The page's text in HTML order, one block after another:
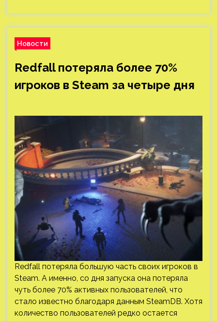
Новости
Redfall потеряла более 70%
игроков в Steam за четыре дня
Redfall потеряла большую часть своих игроков в
Steam. А именно, со дня запуска она потеряла
чуть более 70% активных пользователей, что
стало известно благодаря данным SteamDB. Хотя
количество пользователей редко остается